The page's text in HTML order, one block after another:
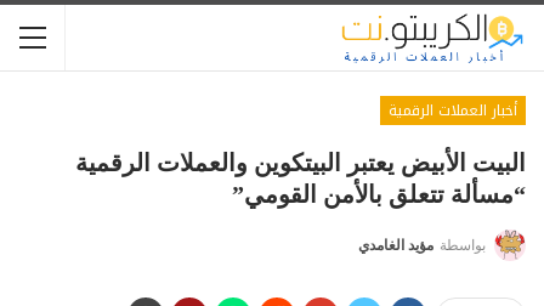
أخبار العملات الرقمية
البيت الأبيض يعتبر البيتكوين والعملات الرقمية
“مسألة تتعلق بالأمن القومي”
بواسطة مؤيد الغامدي